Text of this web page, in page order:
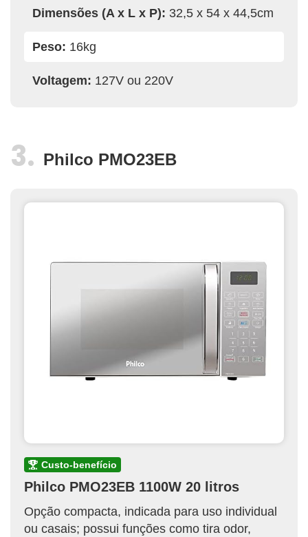
Dimensões (A x L x P): 32,5 x 54 x 44,5cm
Peso: 16kg
Voltagem: 127V ou 220V
Philco PMO23EB
custo-benefício
Philco PMO23EB 1100W 20 litros
Opção compacta, indicada para uso individual
ou casais; possui funções como tira odor,